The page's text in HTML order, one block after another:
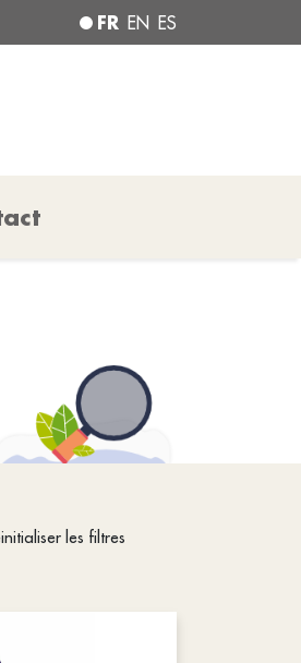
FR EN ES
les filtres